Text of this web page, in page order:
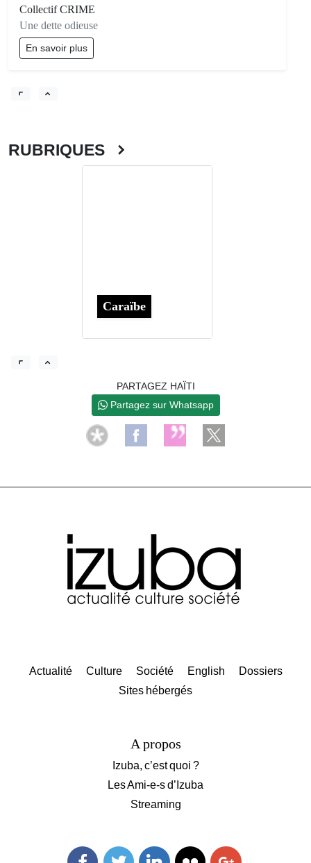
Collectif CRIME
Une dette odieuse
En savoir plus
RUBRIQUES
Caraïbe
PARTAGEZ HAÏTI
Partagez sur Whatsapp
Actualité Culture Société English
Dossiers
Sites hébergés
A propos
Izuba, c’est quoi ?
Les Ami-e-s d’Izuba
Streaming